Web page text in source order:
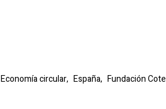
Economía circular, España, Fundación